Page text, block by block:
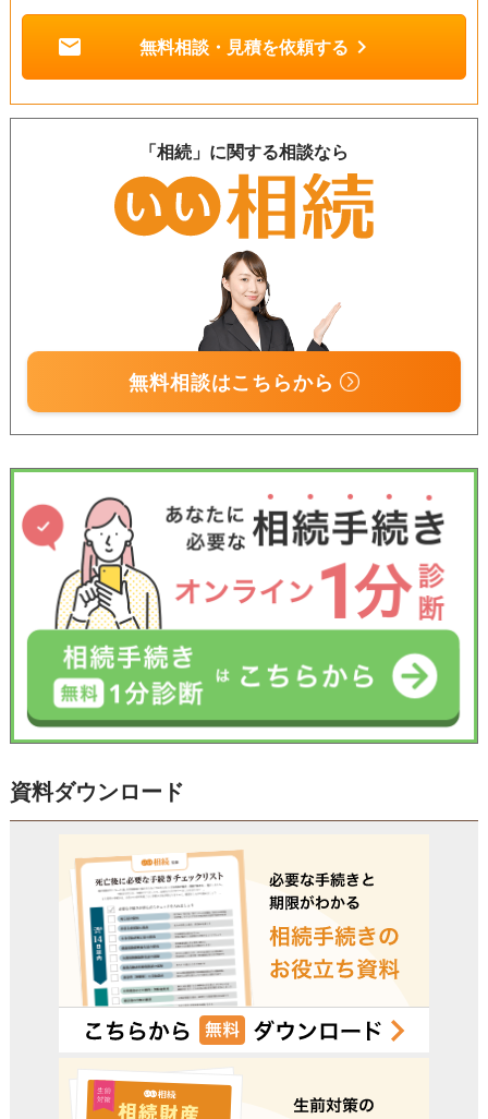
mail 無料相談・見積を依頼する chevron_right
「相続」に関する相談なら
無料相談はこちらから
資料ダウンロード